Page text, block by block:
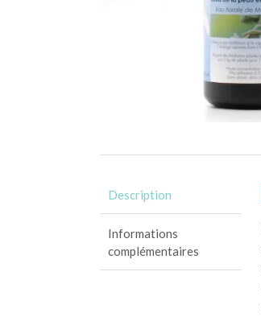
Description
Informations
complémentaires